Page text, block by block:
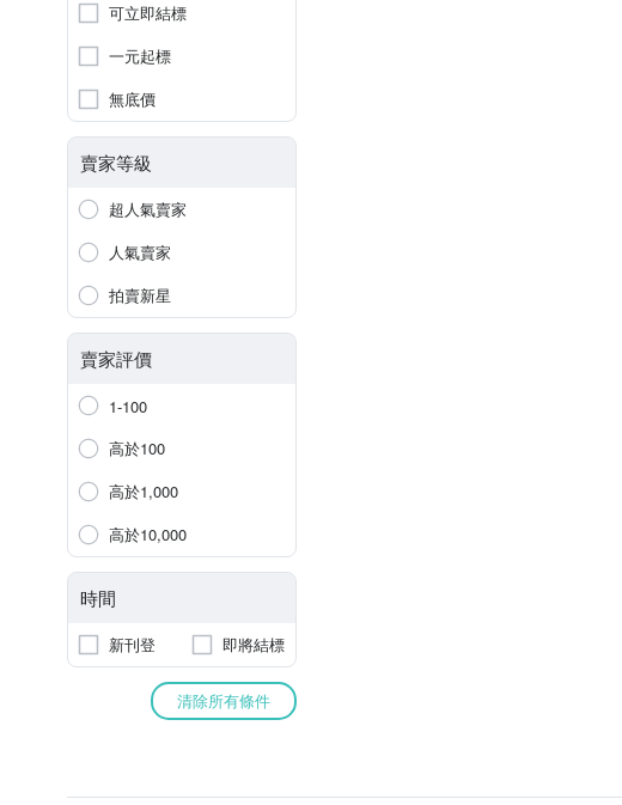
可立即結標
一元起標
無底價
賣家等級
超人氣賣家
人氣賣家
拍賣新星
賣家評價
1-100
高於100
高於1,000
高於10,000
時間
新刊登 即將結標
清除所有條件